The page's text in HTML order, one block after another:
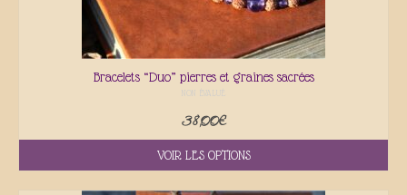
Bracelets “Duo” pierres et graines sacrées
NON ÉVALUÉ
38,00€
VOIR LES OPTIONS